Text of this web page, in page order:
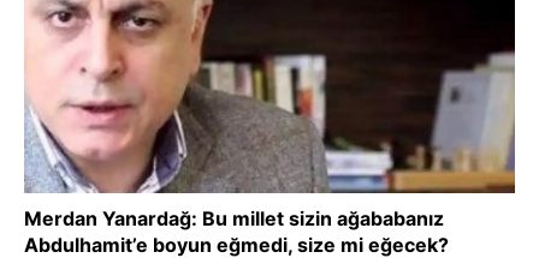
Merdan Yanardağ: Bu millet sizin ağababanız
Abdulhamit’e boyun eğmedi, size mi eğecek?